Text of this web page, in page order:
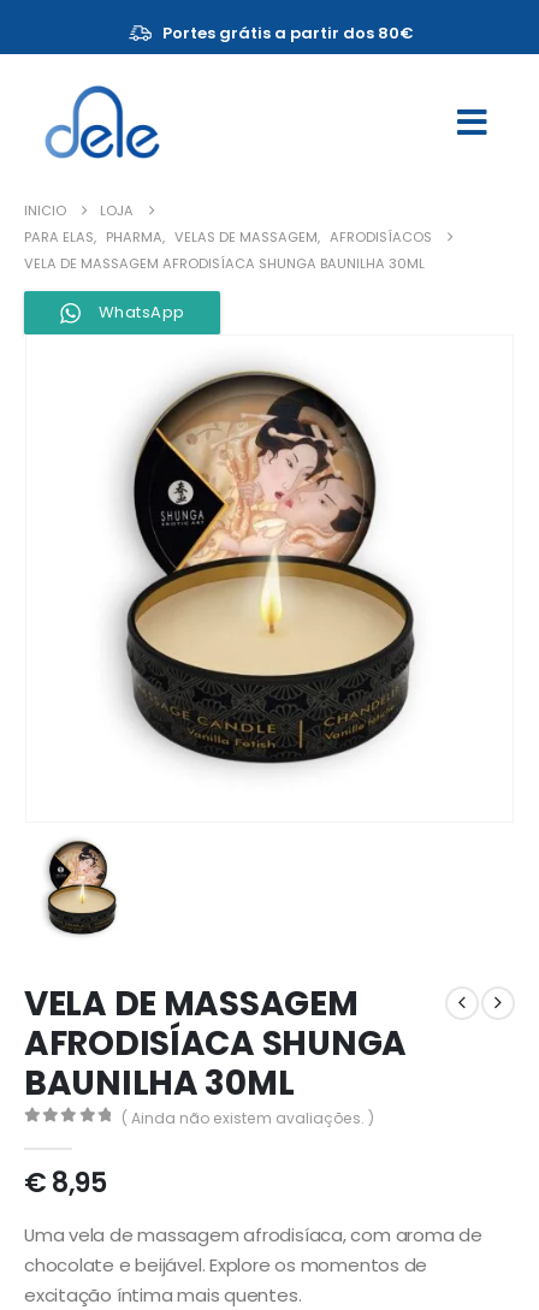
Portes grátis a partir dos 80€
INICIO
LOJA
PARA ELAS, PHARMA, VELAS DE MASSAGEM, AFRODISÍACOS
VELA DE MASSAGEM AFRODISÍACA SHUNGA BAUNILHA 30ML
WhatsApp
VELA DE MASSAGEM
AFRODISÍACA SHUNGA
BAUNILHA 30ML
( Ainda não existem avaliações. )
€8,95
Uma vela de massagem afrodisíaca, com aroma de
chocolate e beijável. Explore os momentos de
excitação íntima mais quentes.